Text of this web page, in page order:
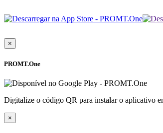
×
PROMT.One
Digitalize o código QR para instalar o aplicativo
×